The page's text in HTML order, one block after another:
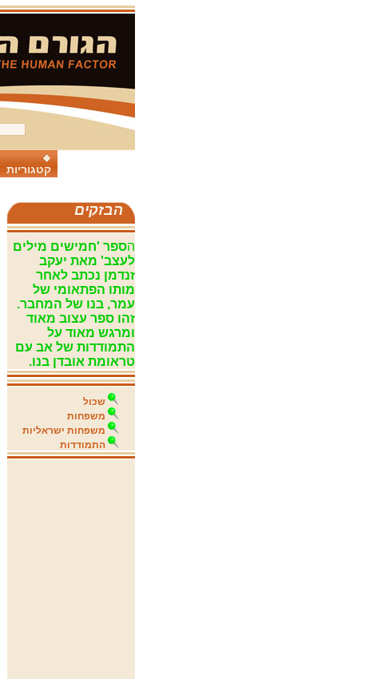
קטגוריות
הבזקים
הספר 'חמישים מילים
לעצב' מאת יעקב
זנדמן נכתב לאחר
מותו הפתאומי של
עמר, בנו של המחבר.
זהו ספר עצוב מאוד
ומרגש מאוד על
התמודדות של אב עם
טראומת אובדן בנו.
שכול
משפחות
משפחות ישראליות
התמודדות